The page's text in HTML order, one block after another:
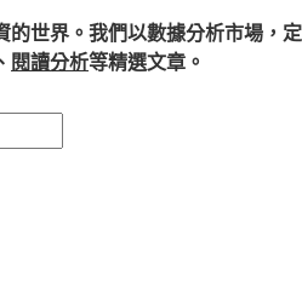
的世界。我們以數據分析市場，定
閱讀分析等精選文章。